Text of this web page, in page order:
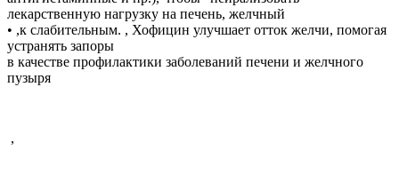
лекарственную нагрузку на печень, желчный
• ,к слабительным. , Хофицин улучшает отток желчи, помогая
устранять запоры
в качестве профилактики заболеваний печени и желчного
пузыря
,